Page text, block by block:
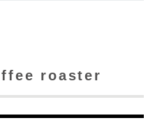
roaster